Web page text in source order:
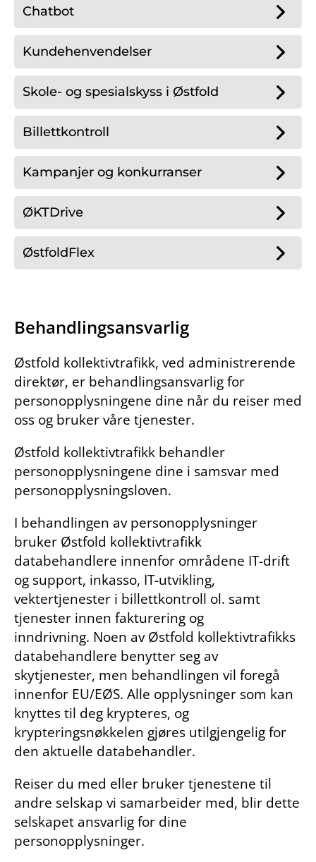
Chatbot
Kundehenvendelser
Skole- og spesialskyss i Østfold
Billettkontroll
Kampanjer og konkurranser
ØKTDrive
ØstfoldFlex
Behandlingsansvarlig
Østfold kollektivtrafikk, ved administrerende
direktør, er behandlingsansvarlig for
personopplysningene dine når du reiser med
oss og bruker våre tjenester.
Østfold kollektivtrafikk behandler
personopplysningene dine i samsvar med
personopplysningsloven.
I behandlingen av personopplysninger
bruker Østfold kollektivtrafikk
databehandlere innenfor områdene IT-drift
og support, inkasso, IT-utvikling,
vektertjenester i billettkontroll ol. samt
tjenester innen fakturering og
inndrivning. Noen av Østfold kollektivtrafikks
databehandlere benytter seg av
skytjenester, men behandlingen vil foregå
innenfor EU/EØS. Alle opplysninger som kan
knyttes til deg krypteres, og
krypteringsnøkkelen gjøres utilgjengelig for
den aktuelle databehandler.
Reiser du med eller bruker tjenestene til
andre selskap vi samarbeider med, blir dette
selskapet ansvarlig for dine
personopplysninger.